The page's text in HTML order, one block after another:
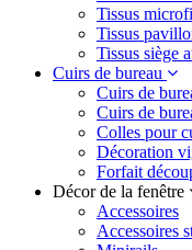
Tissus
Tissus
Tissus siège
Cuirs de bureau
Cuirs de
Cuirs de
Colles pour
Décoration
Forfait
Décor de la fenêtre
Accessoires
Accessoires